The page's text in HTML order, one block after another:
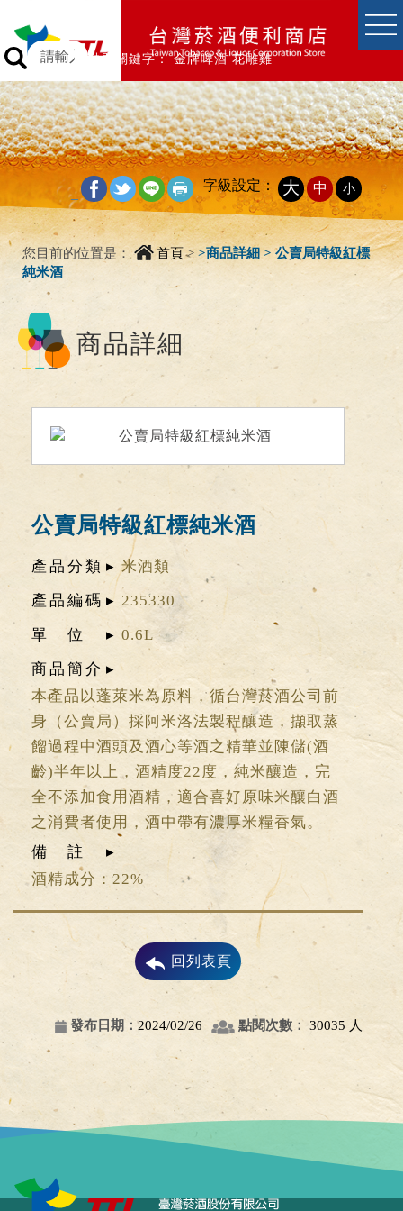
熱門關鍵字： 金牌啤酒 花雕雞
_
字級設定： 大 中 小
您目前的位置是： 首頁>>商品詳細 > 公賣局特級紅標
純米酒
商品詳細
公賣局特級紅標純米酒
產品分類
米酒類
產品編碼
235330
單位
0.6L
商品簡介
本產品以蓬萊米為原料，循台灣菸酒公司前
身（公賣局）採阿米洛法製程釀造，擷取蒸
餾過程中酒頭及酒心等酒之精華並陳儲(酒
齡)半年以上，酒精度22度，純米釀造，完
全不添加食用酒精，適合喜好原味米釀白酒
之消費者使用，酒中帶有濃厚米糧香氣。
備註
酒精成分：22%
回列表頁
發布日期：2024/02/26 點閱次數： 30035 人
點選展開/點選收合選單功能